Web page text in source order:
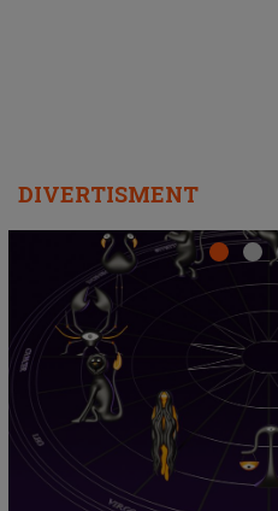
DIVERTISMENT